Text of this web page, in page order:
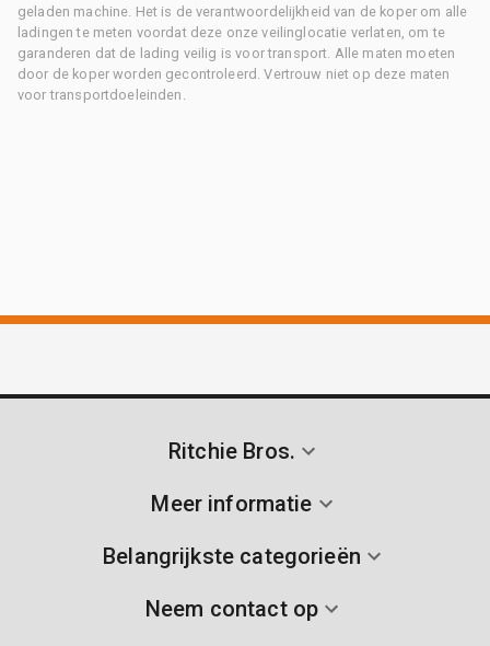
geladen machine. Het is de verantwoordelijkheid van de koper om alle
ladingen te meten voordat deze onze veilinglocatie verlaten, om te
garanderen dat de lading veilig is voor transport. Alle maten moeten
door de koper worden gecontroleerd. Vertrouw niet op deze maten
voor transportdoeleinden.
Ritchie Bros.
Meer informatie
Belangrijkste categorieën
Neem contact op